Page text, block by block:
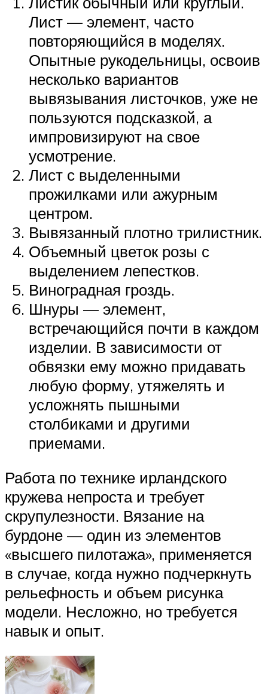
Лист — элемент, часто
повторяющийся в моделях.
Опытные рукодельницы, освоив
несколько вариантов
вывязывания листочков, уже не
пользуются подсказкой, а
импровизируют на свое
усмотрение.
Лист с выделенными
прожилками или ажурным
центром.
Вывязанный плотно трилистник.
Объемный цветок розы с
выделением лепестков.
Виноградная гроздь.
Шнуры — элемент,
встречающийся почти в каждом
изделии. В зависимости от
обвязки ему можно придавать
любую форму, утяжелять и
усложнять пышными
столбиками и другими
приемами.
Работа по технике ирландского
кружева непроста и требует
скрупулезности. Вязание на
бурдоне — один из элементов
«высшего пилотажа», применяется
в случае, когда нужно подчеркнуть
рельефность и объем рисунка
модели. Несложно, но требуется
навык и опыт.